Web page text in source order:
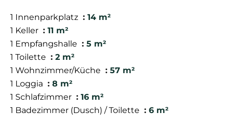
1 Innenparkplatz
14 m²
1 Keller
11 m²
1 Empfangshalle
5 m²
1 Toilette
2 m²
1 Wohnzimmer/Küche
57 m²
1 Loggia
8 m²
1 Schlafzimmer
16 m²
1 Badezimmer (Dusch) / Toilette
6 m²